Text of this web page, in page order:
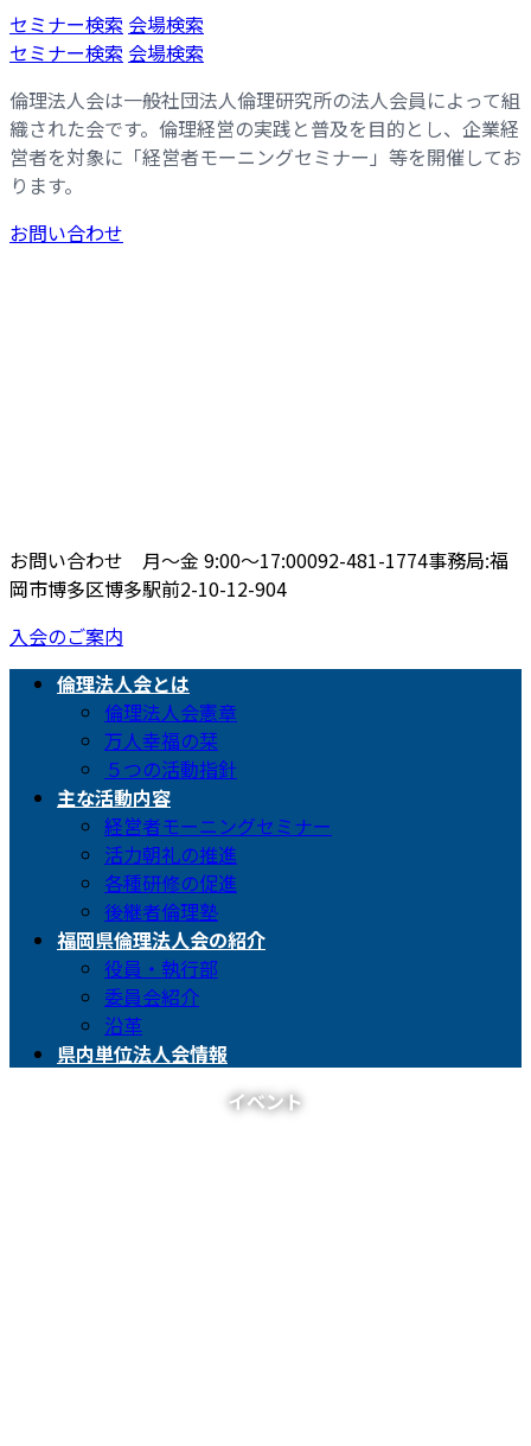
コ
ン
ン
ツ
へ
ス
キ
ッ
ナ
ビ
ー
シ
ョ
ン
に
移
セミナー検索 会場検索
セミナー検索 会場検索
倫理法人会は一般社団法人倫理研究所の法人会員によって組
織された会です。倫理経営の実践と普及を目的とし、企業経
営者を対象に「経営者モーニングセミナー」等を開催してお
ります。
お問い合わせ
お問い合わせ 月〜金 9:00〜17:00092-481-1774事務局:福
岡市博多区博多駅前2-10-12-904
入会のご案内
倫理法人会とは
倫理法人会憲章
万人幸福の栞
５つの活動指針
主な活動内容
経営者モーニングセミナー
活力朝礼の推進
各種研修の促進
後継者倫理塾
福岡県倫理法人会の紹介
役員・執行部
委員会紹介
沿革
県内単位法人会情報
イベント